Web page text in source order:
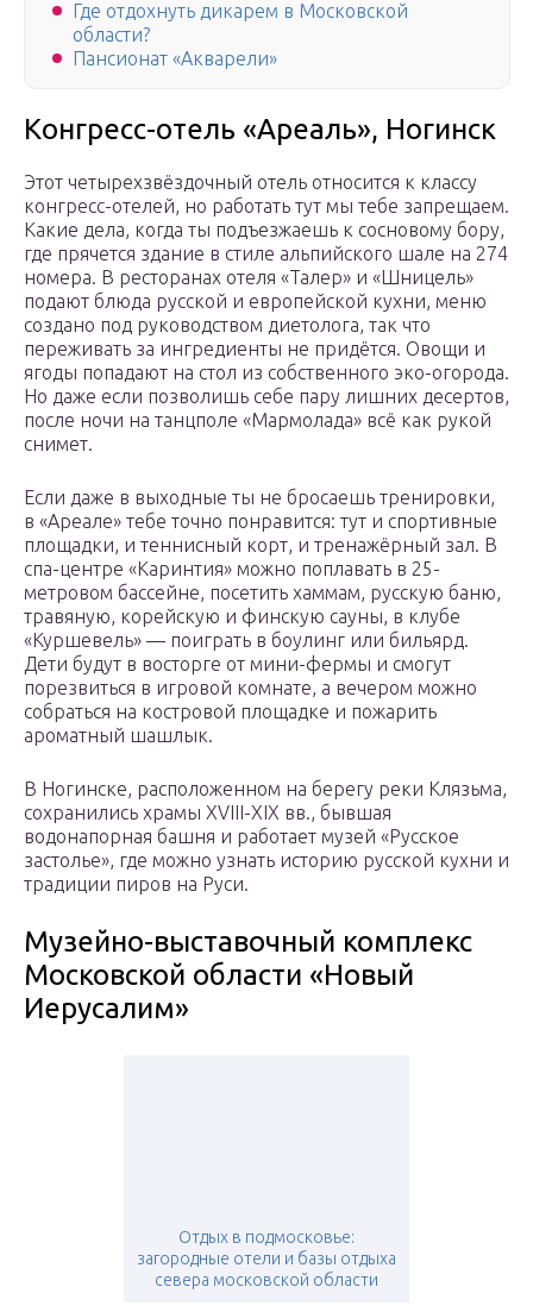
Где отдохнуть дикарем в Московской
области?
Пансионат «Акварели»
Конгресс-отель «Ареаль», Ногинск
Этот четырехзвёздочный отель относится к классу
конгресс-отелей, но работать тут мы тебе запрещаем.
Какие дела, когда ты подъезжаешь к сосновому бору,
где прячется здание в стиле альпийского шале на 274
номера. В ресторанах отеля «Талер» и «Шницель»
подают блюда русской и европейской кухни, меню
создано под руководством диетолога, так что
переживать за ингредиенты не придётся. Овощи и
ягоды попадают на стол из собственного эко-огорода.
Но даже если позволишь себе пару лишних десертов,
после ночи на танцполе «Мармолада» всё как рукой
снимет.
Если даже в выходные ты не бросаешь тренировки,
в «Ареале» тебе точно понравится: тут и спортивные
площадки, и теннисный корт, и тренажёрный зал. В
спа-центре «Каринтия» можно поплавать в 25-
метровом бассейне, посетить хаммам, русскую баню,
травяную, корейскую и финскую сауны, в клубе
«Куршевель» — поиграть в боулинг или бильярд.
Дети будут в восторге от мини-фермы и смогут
порезвиться в игровой комнате, а вечером можно
собраться на костровой площадке и пожарить
ароматный шашлык.
В Ногинске, расположенном на берегу реки Клязьма,
сохранились храмы XVIII-XIX вв., бывшая
водонапорная башня и работает музей «Русское
застолье», где можно узнать историю русской кухни и
традиции пиров на Руси.
Музейно-выставочный комплекс
Московской области «Новый
Иерусалим»
Отдых в подмосковье:
загородные отели и базы отдыха
севера московской области